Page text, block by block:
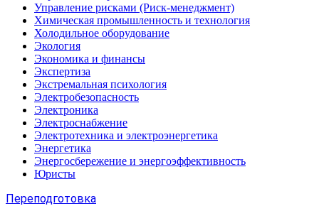
Управление рисками (Риск-менеджмент)
Химическая промышленность и технология
Холодильное оборудование
Экология
Экономика и финансы
Экспертиза
Экстремальная психология
Электробезопасность
Электроника
Электроснабжение
Электротехника и электроэнергетика
Энергетика
Энергосбережение и энергоэффективность
Юристы
Переподготовка